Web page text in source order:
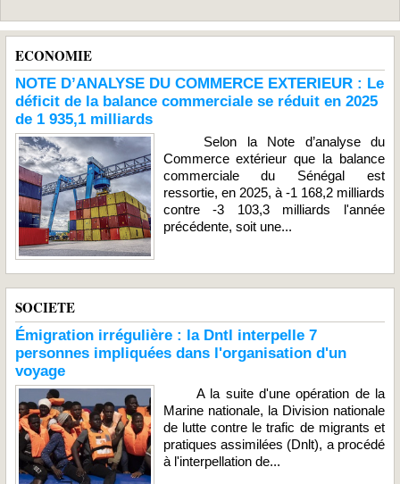
ECONOMIE
NOTE D’ANALYSE DU COMMERCE EXTERIEUR : Le
déficit de la balance commerciale se réduit en 2025
de 1 935,1 milliards
Selon la Note d’analyse du
Commerce extérieur que la balance
commerciale du Sénégal est
ressortie, en 2025, à -1 168,2 milliards
contre -3 103,3 milliards l'année
précédente, soit une...
SOCIETE
Émigration irrégulière : la Dntl interpelle 7
personnes impliquées dans l'organisation d'un
voyage
A la suite d'une opération de la
Marine nationale, la Division nationale
de lutte contre le trafic de migrants et
pratiques assimilées (Dnlt), a procédé
à l'interpellation de...